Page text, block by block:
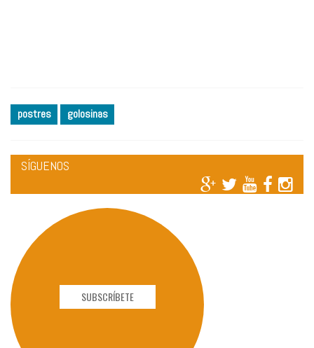
postres golosinas
SÍGUENOS
SUBSCRÍBETE